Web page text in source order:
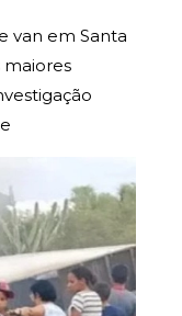
van em Santa
maiores